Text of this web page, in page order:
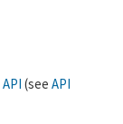
API (see API